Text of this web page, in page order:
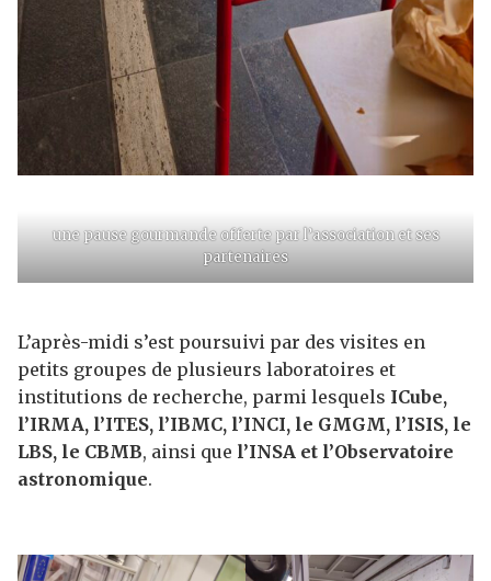
une pause gourmande offerte par l’association et ses
partenaires
L’après-midi s’est poursuivi par des visites en
petits groupes de plusieurs laboratoires et
institutions de recherche, parmi lesquels ICube,
l’IRMA, l’ITES, l’IBMC, l’INCI, le GMGM, l’ISIS, le
LBS, le CBMB, ainsi que l’INSA et l’Observatoire
astronomique.